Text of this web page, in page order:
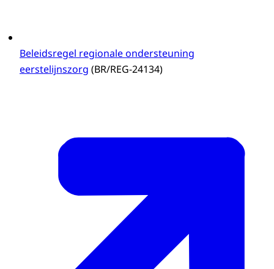
Beleidsregel regionale ondersteuning
eerstelijnszorg (BR/REG-24134)